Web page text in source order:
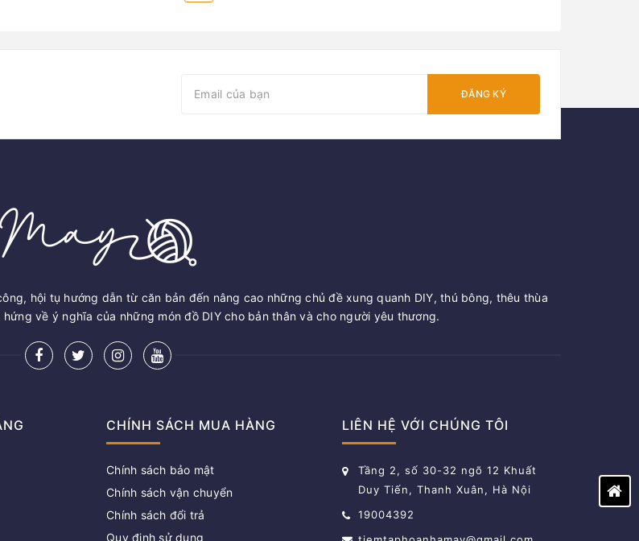
ĐĂNG KÝ
hội tụ hướng dẫn từ căn bản đến nâng cao những chủ đề xung quanh DIY, thú bông, thêu thùa
về ý nghĩa của những món đồ DIY cho bản thân và cho người yêu thương.
CHÍNH SÁCH MUA HÀNG
Chính sách bảo mật
Chính sách vận chuyển
Chính sách đổi trả
Quy định sử dụng
LIÊN HỆ VỚI CHÚNG TÔI
Tầng 2, số 30-32 ngõ 12 Khuất
Duy Tiến, Thanh Xuân, Hà Nội
19004392